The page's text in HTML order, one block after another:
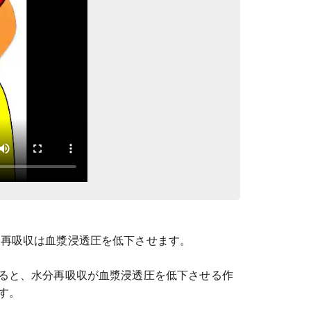
吸収は血漿浸透圧を低下させます。
と、水分再吸収が血漿浸透圧を低下させる作